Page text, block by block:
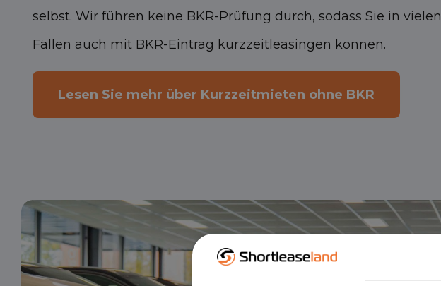
selbst. Wir führen keine BKR-Prüfung durch, sodass Sie in vielen
Fällen auch mit BKR-Eintrag kurzzeitleasingen können.
Lesen Sie mehr über Kurzzeitmieten ohne BKR